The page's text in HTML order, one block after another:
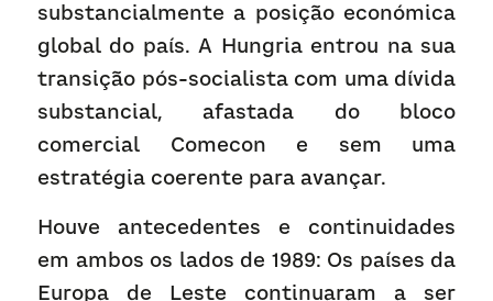
substancialmente a posição económica
global do país. A Hungria entrou na sua
transição pós-socialista com uma dívida
substancial, afastada do bloco
comercial Comecon e sem uma
estratégia coerente para avançar.
Houve antecedentes e continuidades
em ambos os lados de 1989: Os países da